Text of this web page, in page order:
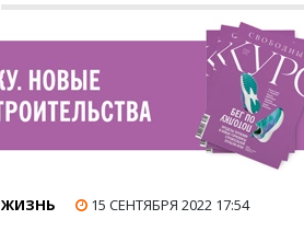
ЖИЗНЬ 15 СЕНТЯБРЯ 2022 17:54